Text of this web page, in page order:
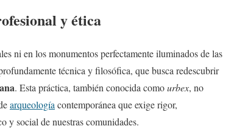
y ética
ni en los monumentos perfectamente iluminados de las
técnica y filosófica, que busca redescubrir
. Esta práctica, también conocida comourbex, no
arqueología contemporánea que exige rigor,
y social de nuestras comunidades.